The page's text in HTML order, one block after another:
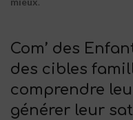
Com’ des
des cibles
comprendre
générer leur